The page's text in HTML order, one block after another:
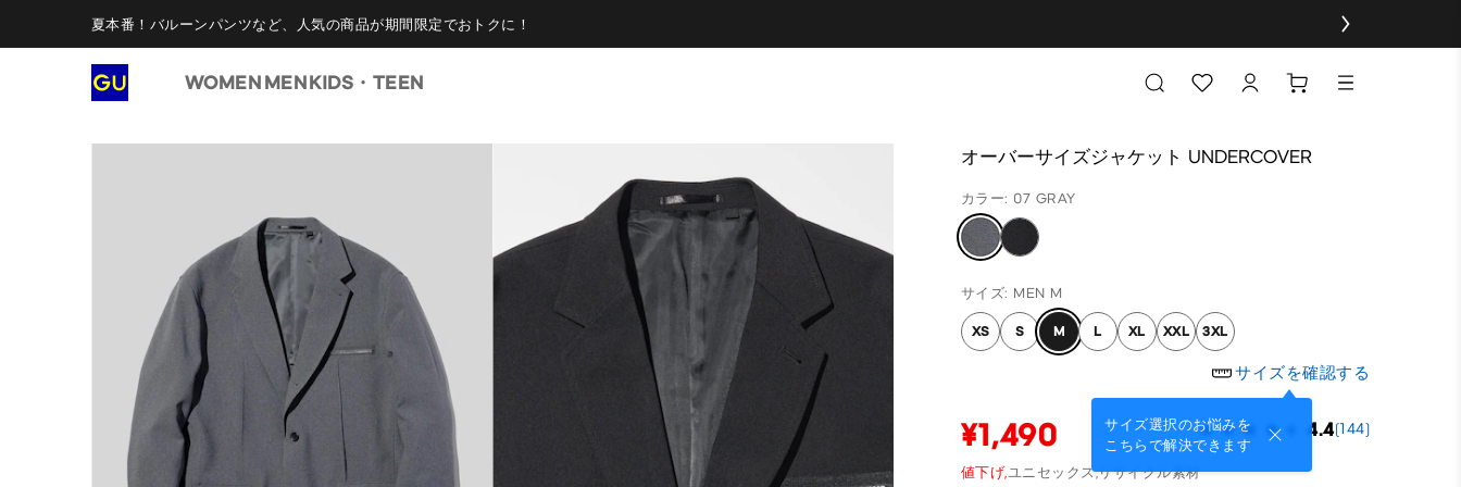
夏本番！バルーンパンツなど、人気の商品が期間限定でおトクに！
WOMEN MENKIDS・TEEN
オーバーサイズジャケット UNDERCOVER
カラー: 07 GRAY
サイズ: MEN M
XS S M L XL XXL 3XL
サイズを確認する
サイズ選択のお悩みを
こちらで解決できます
¥1,490 4.4(144)
値下げ,ユニセックス,リサイクル素材